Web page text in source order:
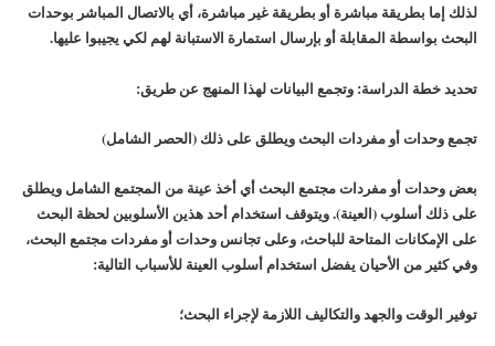
لذلك إما بطريقة مباشرة أو بطريقة غير مباشرة، أي بالاتصال المباشر بوحدات
البحث بواسطة المقابلة أو بإرسال استمارة الاستبانة لهم لكي يجيبوا عليها.
تحديد خطة الدراسة: وتجمع البيانات لهذا المنهج عن طريق:
تجمع وحدات أو مفردات البحث ويطلق على ذلك (الحصر الشامل)
بعض وحدات أو مفردات مجتمع البحث أي أخذ عينة من المجتمع الشامل ويطلق
على ذلك أسلوب (العينة). ويتوقف استخدام أحد هذين الأسلوبين لحظة البحث
على الإمكانات المتاحة للباحث، وعلى تجانس وحدات أو مفردات مجتمع البحث،
وفي كثير من الأحيان يفضل استخدام أسلوب العينة للأسباب التالية:
توفير الوقت والجهد والتكاليف اللازمة لإجراء البحث؛